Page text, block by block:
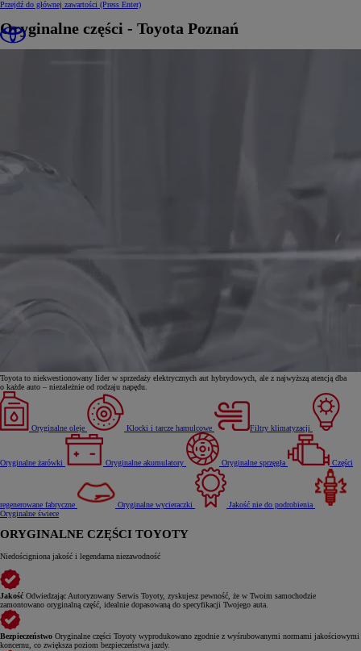
Przejdź do głównej zawartości (Press Enter)
Oryginalne części - Toyota Poznań
Toyota to niekwestionowany lider w sprzedaży elektrycznych aut hybrydowych, ale z najwyższą atencją dba
o każde auto – niezależnie od rodzaju napędu.
Oryginalne oleje Klocki i tarcze hamulcowe Filtry klimatyzacji
Oryginalne żarówki Oryginalne akumulatory Oryginalne sprzęgła Części
regenerowane fabryczne Oryginalne wycieraczki
Jakość nie do podrobienia
Oryginalne świece
ORYGINALNE CZĘŚCI TOYOTY
Niedościgniona jakość i legendarna niezawodność
Jakość Odwiedzając Autoryzowany Serwis Toyoty, zyskujesz pewność, że w Twoim samochodzie
zamontowano oryginalną część, idealnie dopasowaną do specyfikacji Twojego auta.
Bezpieczeństwo Oryginalne części Toyoty wyprodukowano zgodnie z wyśrubowanymi normami jakościowymi
koncernu, co zwiększa poziom bezpieczeństwa jazdy.